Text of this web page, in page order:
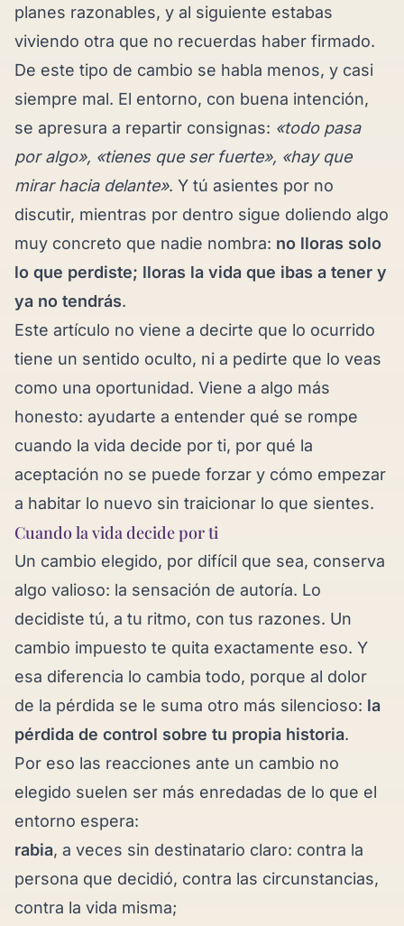
planes razonables, y al siguiente estabas
viviendo otra que no recuerdas haber firmado.
De este tipo de cambio se habla menos, y casi
siempre mal. El entorno, con buena intención,
se apresura a repartir consignas: «todo pasa
por algo», «tienes que ser fuerte», «hay que
mirar hacia delante». Y tú asientes por no
discutir, mientras por dentro sigue doliendo algo
muy concreto que nadie nombra: no lloras solo
lo que perdiste; lloras la vida que ibas a tener y
ya no tendrás.
Este artículo no viene a decirte que lo ocurrido
tiene un sentido oculto, ni a pedirte que lo veas
como una oportunidad. Viene a algo más
honesto: ayudarte a entender qué se rompe
cuando la vida decide por ti, por qué la
aceptación no se puede forzar y cómo empezar
a habitar lo nuevo sin traicionar lo que sientes.
Cuando la vida decide por ti
Un cambio elegido, por difícil que sea, conserva
algo valioso: la sensación de autoría. Lo
decidiste tú, a tu ritmo, con tus razones. Un
cambio impuesto te quita exactamente eso. Y
esa diferencia lo cambia todo, porque al dolor
de la pérdida se le suma otro más silencioso: la
pérdida de control sobre tu propia historia.
Por eso las reacciones ante un cambio no
elegido suelen ser más enredadas de lo que el
entorno espera:
rabia, a veces sin destinatario claro: contra la
persona que decidió, contra las circunstancias,
contra la vida misma;